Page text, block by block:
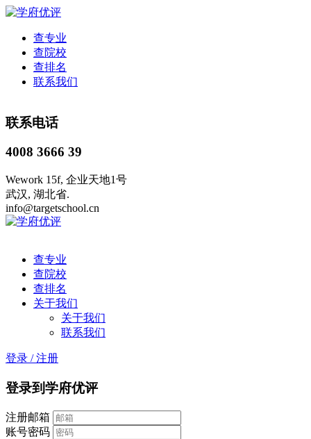
查专业
查院校
查排名
联系我们
联系电话
4008 3666 39
Wework 15f, 企业天地1号
武汉, 湖北省.
info@targetschool.cn
查专业
查院校
查排名
关于我们
关于我们
联系我们
登录 / 注册
登录到学府优评
注册邮箱
账号密码